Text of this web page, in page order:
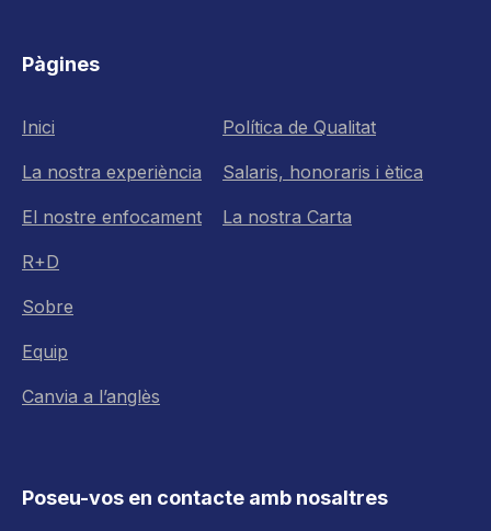
Pàgines
Inici
La nostra experiència
El nostre enfocament
R+D
Sobre
Equip
Canvia a l’anglès
Política de Qualitat
Salaris, honoraris i ètica
La nostra Carta
Poseu-vos en contacte amb nosaltres